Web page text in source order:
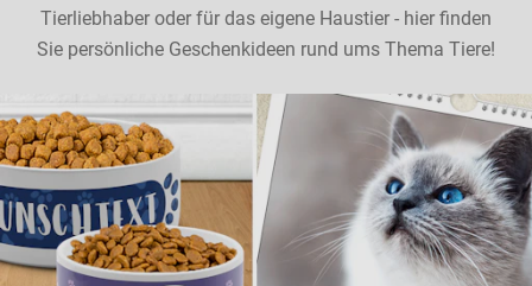
Tierliebhaber oder für das eigene Haustier - hier finden
Sie persönliche Geschenkideen rund ums Thema Tiere!